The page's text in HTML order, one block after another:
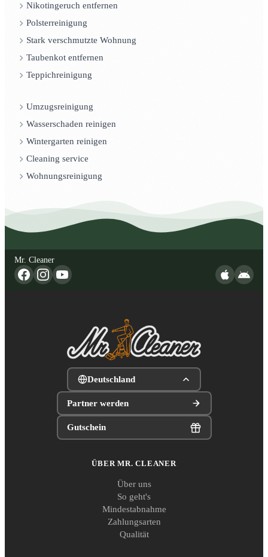
Nikotingeruch entfernen
Polsterreinigung
Stark verschmutzte Wohnung
Taubenkot entfernen
Teppichreinigung
Umzugsreinigung
Wasserschaden reinigen
Wintergarten reinigen
Cleaning service
Wohnungsreinigung
Mr. Cleaner
Deutschland
Partner werden
Gutschein
ÜBER MR. CLEANER
Über uns
So geht's
Mindestabnahme
Zahlungsarten
Qualität